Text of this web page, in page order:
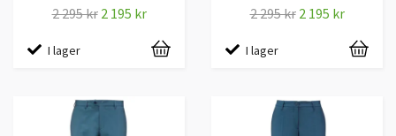
2 295 kr 2 195 kr
I lager
2 295 kr 2 195 kr
I lager